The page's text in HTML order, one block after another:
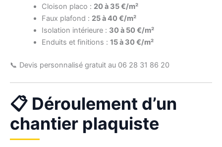
Cloison placo : 20 à 35 €/m²
Faux plafond : 25 à 40 €/m²
Isolation intérieure : 30 à 50 €/m²
Enduits et finitions : 15 à 30 €/m²
📞 Devis personnalisé gratuit au 06 28 31 86 20
📋 Déroulement d’un
chantier plaquiste